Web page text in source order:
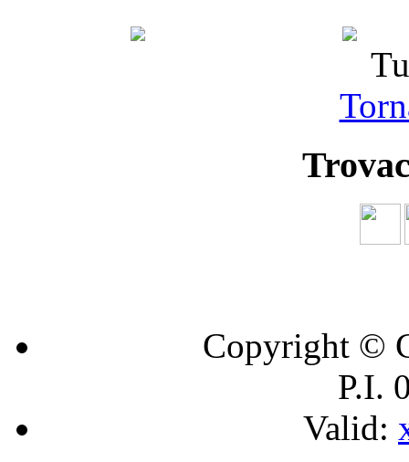
Copyright ©
P.I.
Valid: